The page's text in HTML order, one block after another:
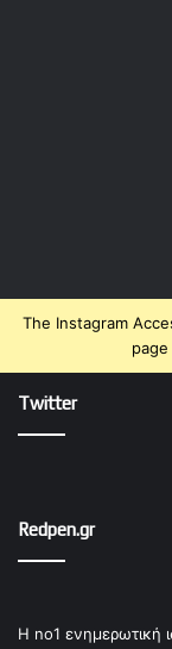
The Instagram
Twitter
Redpen.gr
Η no1 ενημερωτική